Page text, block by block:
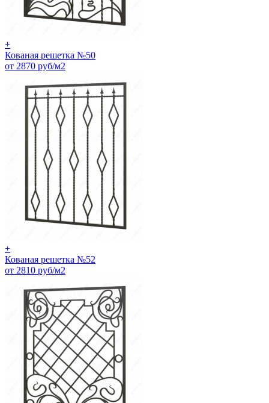
+
Кованая решетка №50
от 2870 руб/м2
+
Кованая решетка №52
от 2810 руб/м2